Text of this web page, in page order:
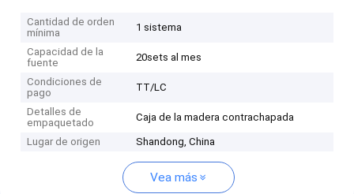
Cantidad de orden
mínima
1 sistema
Capacidad de la
fuente
20sets al mes
Condiciones de
pago
TT/LC
Detalles de
empaquetado
Caja de la madera contrachapada
Lugar de origen Shandong, China
Vea más